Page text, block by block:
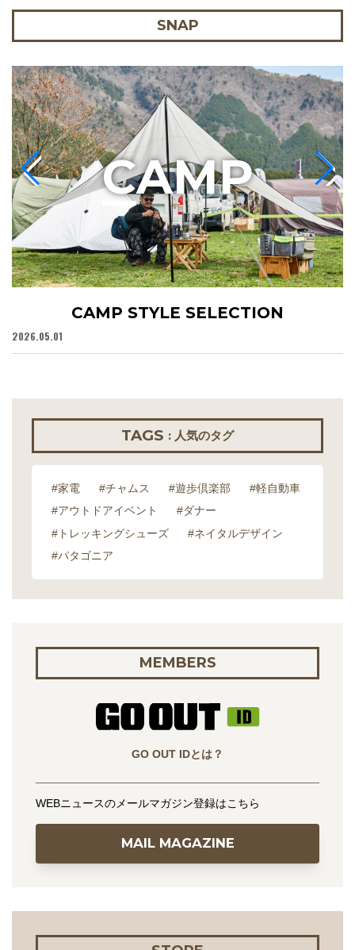
SNAP
CAMP STYLE SELECTION
2026.05.01
CAMP
TAGS : 人気のタグ
#家電 #チャムス #遊歩倶楽部
#軽自動車
#アウトドアイベント
#ダナー
#トレッキングシューズ
#ネイタルデザイン
#パタゴニア
MEMBERS
GO OUT IDとは？
WEBニュースのメールマガジン登録はこちら
MAIL MAGAZINE